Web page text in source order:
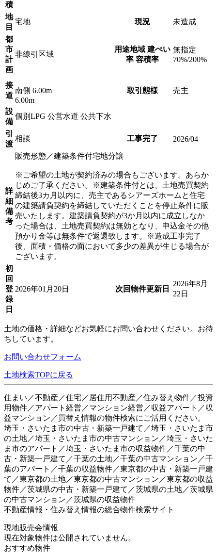
積
地
目
宅地 現況 未造成
都
市
計
画
非線引区域
用途地域 建ぺい
率 容積率
無指定
70%/200%
接
道
南側 6.00m
6.00m
取引態様 売主
設
備
個別LPG 公営水道 公共下水
引
渡
相談 工事完了 2026/04
詳
細
備
考
販売形態／建築条件付宅地分譲
※ご希望の土地が契約済みの場合もございます。あらか
じめご了承ください。※建築条件付とは、土地売買契約
締結後3カ月以内に、売主であるシアーズホームと住宅
の建築請負契約を締結していただくことを停止条件に販
売いたします。建築請負契約が3か月以内に成立しなか
った場合は、土地売買契約は無効となり、申込金その他
預かり金等は無条件で返還致します。※造成工事完了
後、面積・価格の面において多少の差異が生じる場合が
ございます。
初
回
登
録
日
2026年01月20日 次回物件更新日
2026年8月
22日
土地の価格・詳細などお気軽にお問い合わせください。お待
ちしています。
お問い合わせフォーム
土地検索TOPに戻る
住まい／不動産／住宅／居住用不動産／住み替え物件／投資
用物件／アパート経営／マンション経営／収益アパート／収
益マンション／買替え情報の物件検索にご活用ください。
埼玉・さいたま市の中古・新築一戸建て／埼玉・さいたま市
の土地／埼玉・さいたま市の中古マンション／埼玉・さいた
ま市のアパート／埼玉・さいたま市の収益物件／千葉の中
古・新築一戸建て／千葉の土地／千葉の中古マンション／千
葉のアパート／千葉の収益物件／東京都の中古・新築一戸建
て／東京都の土地／東京都の中古マンション／東京都の収益
物件／茨城県の中古・新築一戸建て／茨城県の土地／茨城県
の中古マンション／茨城県の収益物件
不動産情報・住み替え情報の総合物件検索サイト
現地販売会情報
現在対象物件は公開されていません。
おすすめ物件